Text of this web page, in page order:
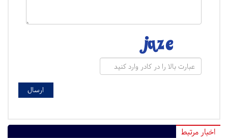
اخبار مرتبط